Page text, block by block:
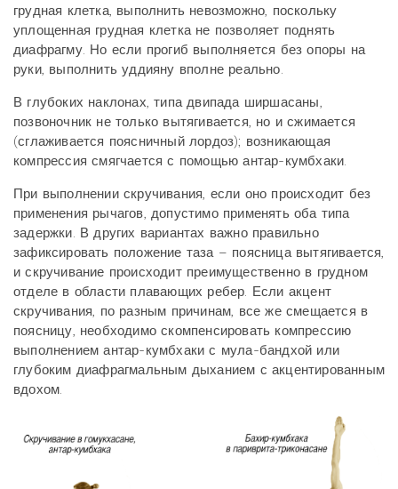
грудная клетка, выполнить невозможно, поскольку
уплощенная грудная клетка не позволяет поднять
диафрагму. Но если прогиб выполняется без опоры на
руки, выполнить уддияну вполне реально.
В глубоких наклонах, типа двипада ширшасаны,
позвоночник не только вытягивается, но и сжимается
(сглаживается поясничный лордоз); возникающая
компрессия смягчается с помощью антар-кумбхаки.
При выполнении скручивания, если оно происходит без
применения рычагов, допустимо применять оба типа
задержки. В других вариантах важно правильно
зафиксировать положение таза – поясница вытягивается,
и скручивание происходит преимущественно в грудном
отделе в области плавающих ребер. Если акцент
скручивания, по разным причинам, все же смещается в
поясницу, необходимо скомпенсировать компрессию
выполнением антар-кумбхаки с мула-бандхой или
глубоким диафрагмальным дыханием с акцентированным
вдохом.